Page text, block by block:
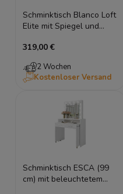
Schminktisch Blanco Loft
Elite mit Spiegel und
319,00 €
2 Wochen
Kostenloser Versand
Schminktisch ESCA (99
cm) mit beleuchtetem